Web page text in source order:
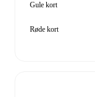
Gule kort
Røde kort